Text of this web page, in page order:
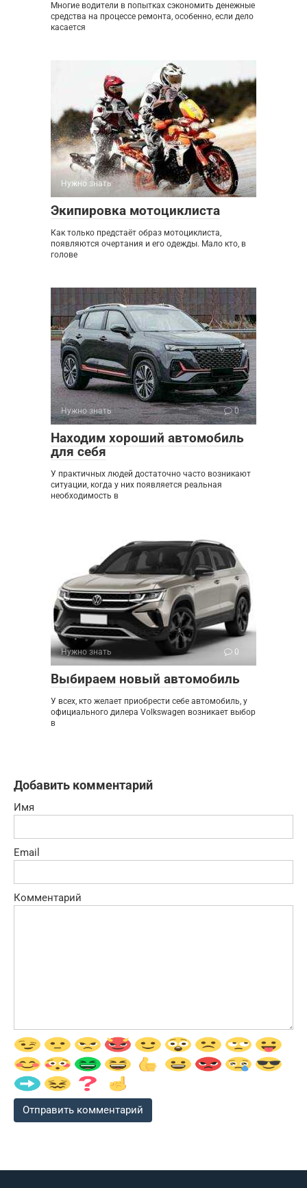
Многие водители в попытках сэкономить денежные
средства на процессе ремонта, особенно, если дело
касается
Нужно знать 0
Экипировка мотоциклиста
Как только предстаёт образ мотоциклиста,
появляются очертания и его одежды. Мало кто, в
голове
Нужно знать 0
Находим хороший автомобиль
для себя
У практичных людей достаточно часто возникают
ситуации, когда у них появляется реальная
необходимость в
Нужно знать 0
Выбираем новый автомобиль
У всех, кто желает приобрести себе автомобиль, у
официального дилера Volkswagen возникает выбор
в
Добавить комментарий
Имя
Email
Комментарий